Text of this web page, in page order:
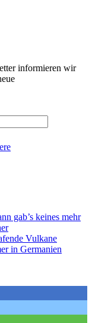
informieren wir
gab’s keines mehr
Vulkane
in Germanien